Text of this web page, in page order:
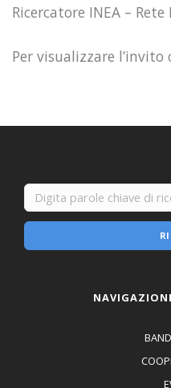
Ricercatore INEA –
Per visualizzare l’invito